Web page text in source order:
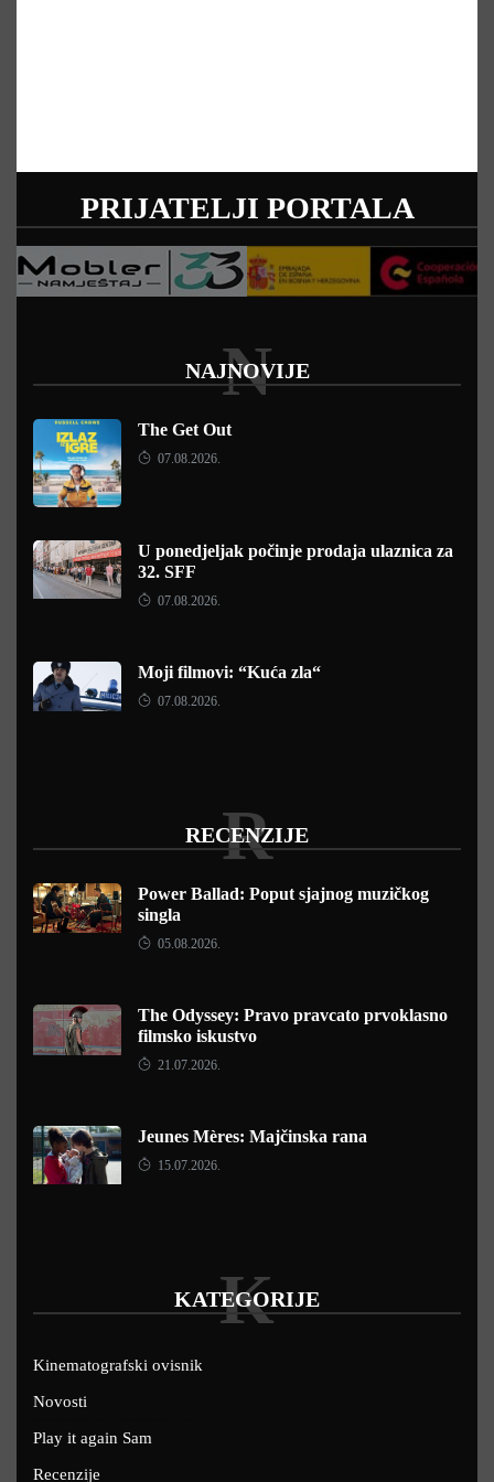
PRIJATELJI PORTALA
NAJNOVIJE
N
The Get Out
07.08.2026.
U ponedjeljak počinje prodaja ulaznica za
32. SFF
07.08.2026.
Moji filmovi: “Kuća zla“
07.08.2026.
RECENZIJE
R
Power Ballad: Poput sjajnog muzičkog
singla
05.08.2026.
The Odyssey: Pravo pravcato prvoklasno
filmsko iskustvo
21.07.2026.
Jeunes Mères: Majčinska rana
15.07.2026.
KATEGORIJE
K
Kinematografski ovisnik
Novosti
Play it again Sam
Recenzije